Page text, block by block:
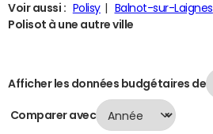
Voir aussi : Polisy Balnot-sur-Laignes
Polisot à une autre ville
Afficher les données budgétaires de
Comparer avec